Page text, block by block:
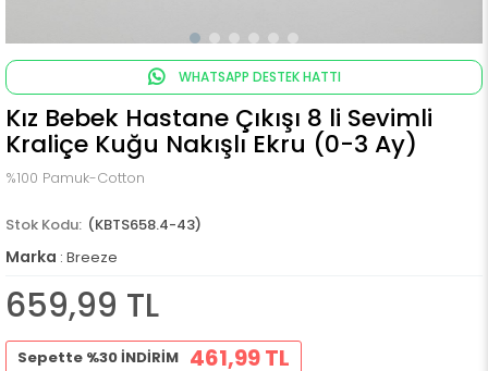
WHATSAPP DESTEK HATTI
Kız Bebek Hastane Çıkışı 8 li Sevimli
Kraliçe Kuğu Nakışlı Ekru (0-3 Ay)
%100 Pamuk-Cotton
(KBTS658.4-43)
Marka : Breeze
659,99 TL
Sepette %30 İNDİRİM 461,99 TL